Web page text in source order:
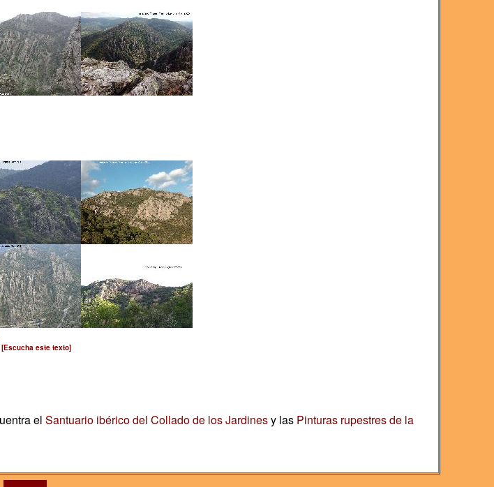
[Escucha este texto]
el Santuario ibérico del Collado de los Jardinesy las Pinturas rupestres de la